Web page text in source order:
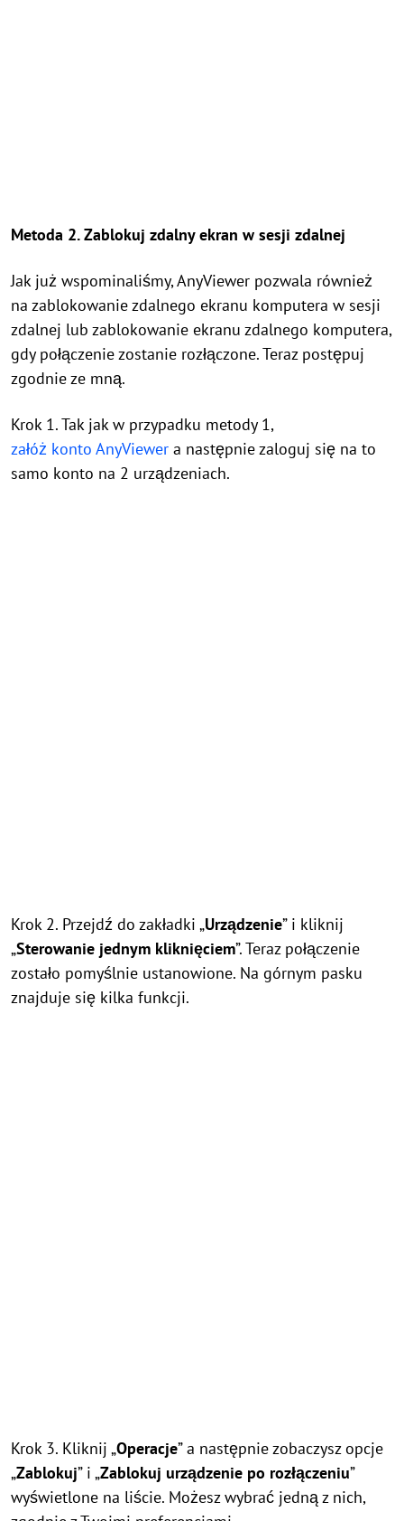
Metoda 2. Zablokuj zdalny ekran w sesji zdalnej
Jak już wspominaliśmy, AnyViewer pozwala również
na zablokowanie zdalnego ekranu komputera w sesji
zdalnej lub zablokowanie ekranu zdalnego komputera,
gdy połączenie zostanie rozłączone. Teraz postępuj
zgodnie ze mną.
Krok 1. Tak jak w przypadku metody 1,
załóż konto AnyViewer a następnie zaloguj się na to
samo konto na 2 urządzeniach.
Krok 2. Przejdź do zakładki „Urządzenie” i kliknij
„Sterowanie jednym kliknięciem”. Teraz połączenie
zostało pomyślnie ustanowione. Na górnym pasku
znajduje się kilka funkcji.
Krok 3. Kliknij „Operacje” a następnie zobaczysz opcje
„Zablokuj” i „Zablokuj urządzenie po rozłączeniu”
wyświetlone na liście. Możesz wybrać jedną z nich,